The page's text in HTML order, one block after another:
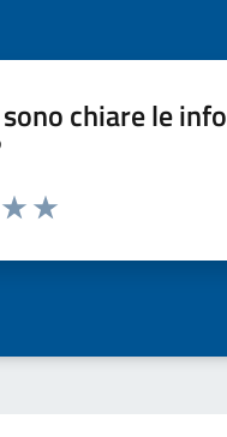
chiare le
stelle la pagina